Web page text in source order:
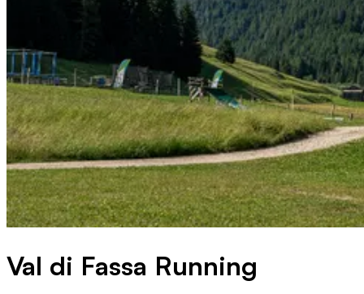
Val di Fassa Running